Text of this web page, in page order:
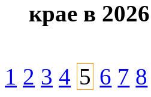
крае в
1 2 3 4 5 6 7 8